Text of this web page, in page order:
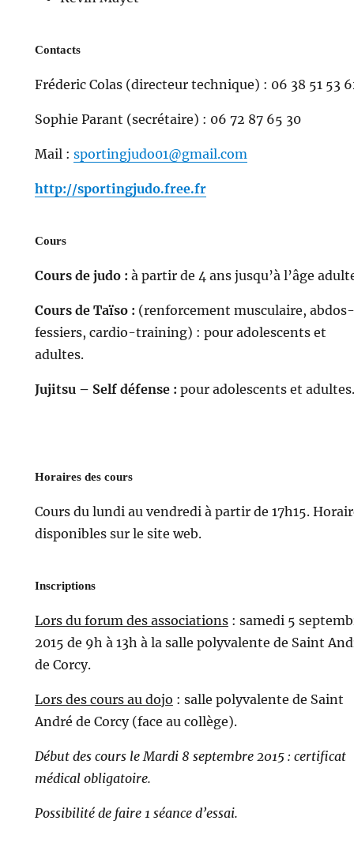
Contacts
Fréderic Colas (directeur technique) : 06 38 51 53
Sophie Parant (secrétaire) : 06 72 87 65 30
Mail : sportingjudo01@gmail.com
http://sportingjudo.free.fr
Cours
Cours de judo : à partir de 4 ans jusqu’à l’âge
Cours de Taïso : (renforcement musculaire, abdos-
fessiers, cardio-training) : pour adolescents et
adultes.
Jujitsu – Self défense : pour adolescents et adultes.
Horaires des cours
Cours du lundi au vendredi à partir de 17h15.
disponibles sur le site web.
Inscriptions
Lors du forum des associations: samedi 5
2015 de 9h à 13h à la salle polyvalente de Saint
de Corcy.
Lors des cours au dojo : salle polyvalente de Saint
André de Corcy (face au collège).
Début des cours le Mardi 8 septembre 2015 : certificat
médical obligatoire.
Possibilité de faire 1 séance d’essai.